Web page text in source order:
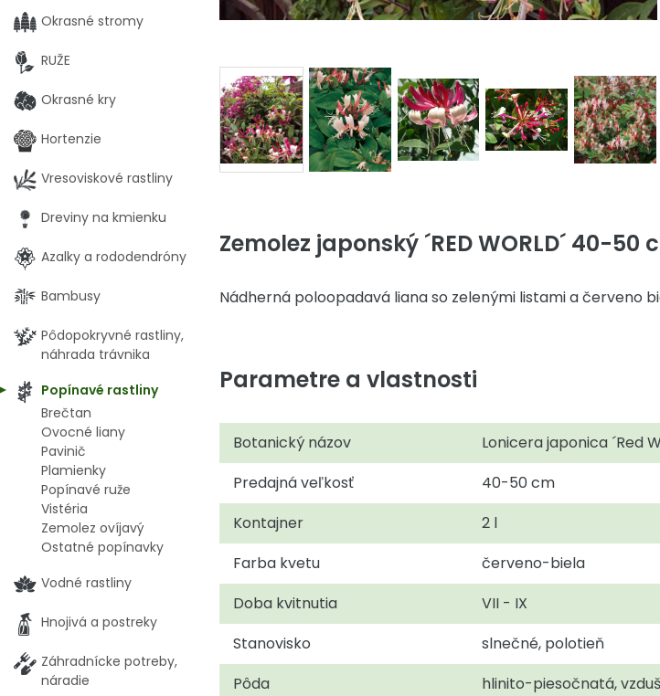
Zemolez japonský ´RED WORLD´ 40-
Nádherná poloopadavá liana so zelenými listami a červeno
Parametre a vlastnosti
Botanický názov
Lonicera japonica ´Red
Predajná veľkosť
40-50 cm
Kontajner
2 l
Farba kvetu
červeno-biela
Doba kvitnutia
VII - IX
Stanovisko
slnečné, polotieň
Pôda
hlinito-piesočnatá,
Okrasné stromy
RUŽE
Okrasné kry
Hortenzie
Vresoviskové rastliny
Dreviny na kmienku
Azalky a rododendróny
Bambusy
Pôdopokryvné rastliny,
náhrada trávnika
Popínavé rastliny
Brečtan
Ovocné liany
Pavinič
Plamienky
Popínavé ruže
Vistéria
Zemolez ovíjavý
Ostatné popínavky
Vodné rastliny
Hnojivá a postreky
Záhradnícke potreby,
náradie